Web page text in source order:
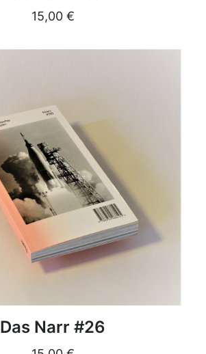
15,00 €
DETAILS
Das Narr #26